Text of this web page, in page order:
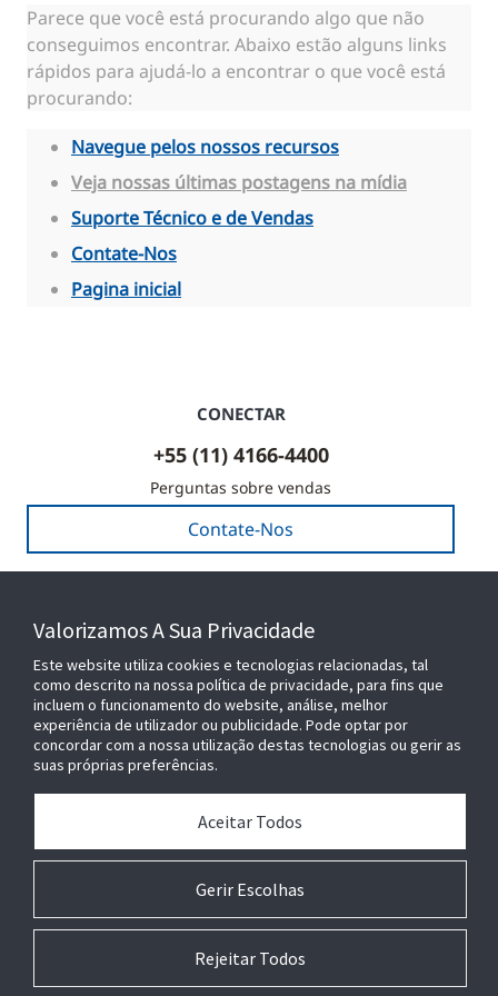
Parece que você está procurando algo que não
conseguimos encontrar. Abaixo estão alguns links
rápidos para ajudá-lo a encontrar o que você está
procurando:
Navegue pelos nossos recursos
Veja nossas últimas postagens na mídia
Suporte Técnico e de Vendas
Contate-Nos
Pagina inicial
CONECTAR
+55 (11) 4166-4400
Perguntas sobre vendas
Contate-Nos
SEJA NOSSO PARCEIRO
© 2026 Johnson Controls. Todos os direitos reservados.
Valorizamos A Sua Privacidade
Este website utiliza cookies e tecnologias relacionadas, tal
como descrito na nossa política de privacidade, para fins que
incluem o funcionamento do website, análise, melhor
experiência de utilizador ou publicidade. Pode optar por
concordar com a nossa utilização destas tecnologias ou gerir as
suas próprias preferências.
Gerir Escolhas
Aceitar Todos
Rejeitar Todos